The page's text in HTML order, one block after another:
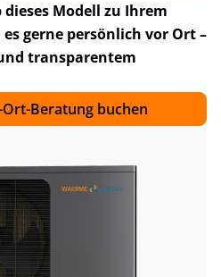
Modell zu Ihrem
gerne persönlich vor Ort –
transparentem
Beratung buchen